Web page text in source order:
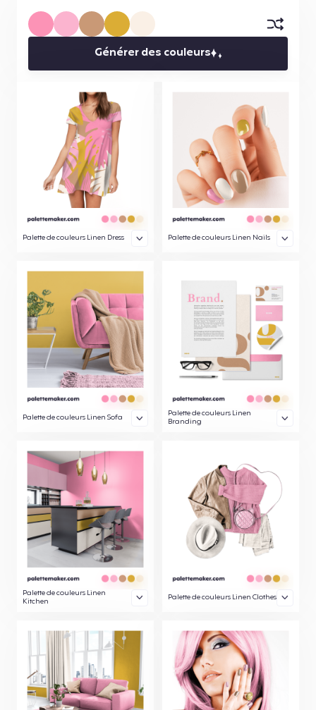
Générer des couleurs
Palette de couleurs Linen Dress Palette de couleurs Linen Nails
Palette de couleurs Linen Sofa
Palette de couleurs Linen
Branding
Palette de couleurs Linen
Kitchen
Palette de couleurs Linen Clothes